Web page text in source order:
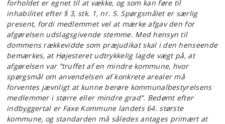
forholdet er egnet til at vække, og som kan føre til
inhabilitet efter § 3, stk. 1, nr. 5. Spørgsmålet er særlig
present, fordi medlemmet vel at mærke afgav den for
afgørelsen udslagsgivende stemme. Med hensyn til
dommens rækkevidde som præjudikat skal i den henseende
bemærkes, at Højesteret udtrykkelig lagde vægt på, at
afgørelsen var ”truffet af en mindre kommune, hvor
spørgsmål om anvendelsen af konkrete arealer må
forventes jævnligt at kunne berøre kommunalbestyrelsens
medlemmer i større eller mindre grad”. Bedømt efter
indbyggertal er Faxe Kommune landets 64. største
kommune, og standarden må således antages primært at